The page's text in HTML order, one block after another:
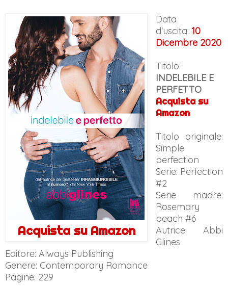
Acquista su Amazon
Data
d'uscita: 10
Dicembre 2020
Titolo:
INDELEBILE E
PERFETTO
Acquista su
Amazon
Titolo originale:
Simple
perfection
Serie: Perfection
#2
Serie madre:
Rosemary
beach #6
Autrice: Abbi
Glines
Editore: Always Publishing
Genere: Contemporary Romance
Pagine: 229